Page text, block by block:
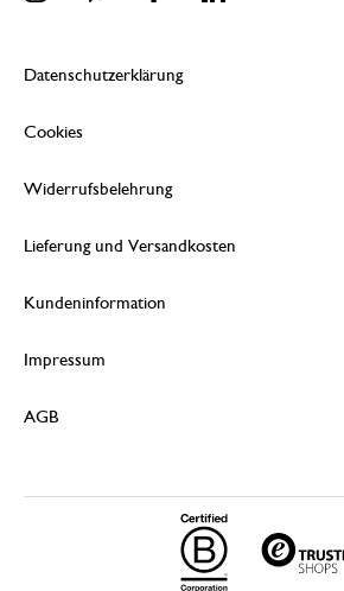
Datenschutzerklärung
Cookies
Widerrufsbelehrung
Lieferung und Versandkosten
Kundeninformation
Impressum
AGB